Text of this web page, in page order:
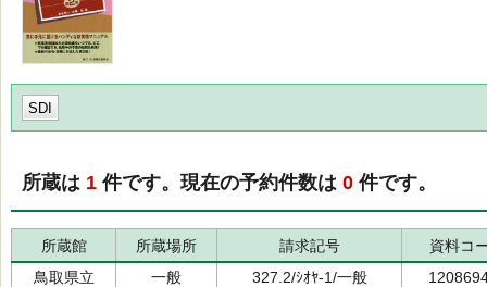
SDI
所蔵は 1 件です。現在の予約件数は 0 件です。
所蔵館 所蔵場所 請求記号
資料コ
鳥取県立
一般 327.2/ｼｵﾔ-1/一般